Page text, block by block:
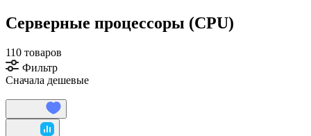
Серверные процессоры (CPU)
110 товаров
Фильтр
Сначала дешевые